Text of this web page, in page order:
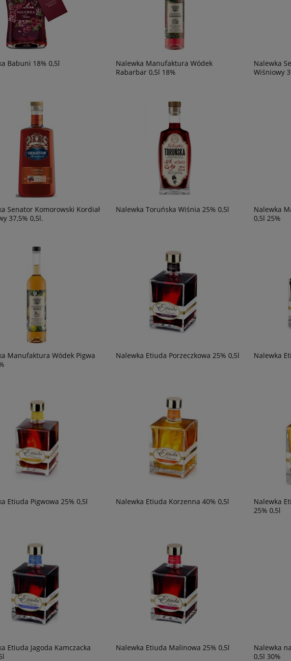
Babuni 18% 0,5l
Nalewka Manufaktura Wódek
Rabarbar 0,5l 18%
Nalewka
Wiśniowy
Senator Komorowski Kordiał
37,5% 0,5l.
Nalewka Toruńska Wiśnia 25% 0,5l
Nalewka
0,5l 25%
Manufaktura Wódek Pigwa
Nalewka Etiuda Porzeczkowa 25% 0,5l Nalewka
Etiuda Pigwowa 25% 0,5l Nalewka Etiuda Korzenna 40% 0,5l
Nalewka
25% 0,5l
Etiuda Jagoda Kamczacka
Nalewka Etiuda Malinowa 25% 0,5l
Nalewka
0,5l 30%